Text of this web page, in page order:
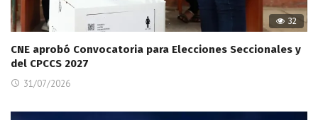
32
CNE aprobó Convocatoria para Elecciones Seccionales y
del CPCCS 2027
31/07/2026